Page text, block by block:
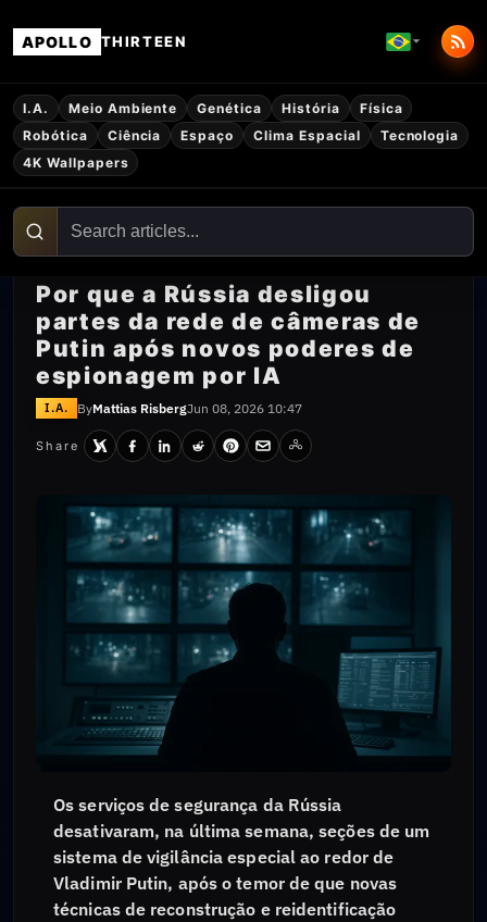
APOLLO THIRTEEN
I.A. Meio Ambiente Genética História
Física
Robótica
Ciência Espaço Clima Espacial
Tecnologia
4K Wallpapers
Por que a Rússia desligou
partes da rede de câmeras de
Putin após novos poderes de
espionagem por IA
I.A. ByMattias RisbergJun 08, 2026 10:47
Share
Os serviços de segurança da Rússia
desativaram, na última semana, seções de um
sistema de vigilância especial ao redor de
Vladimir Putin, após o temor de que novas
técnicas de reconstrução e reidentificação